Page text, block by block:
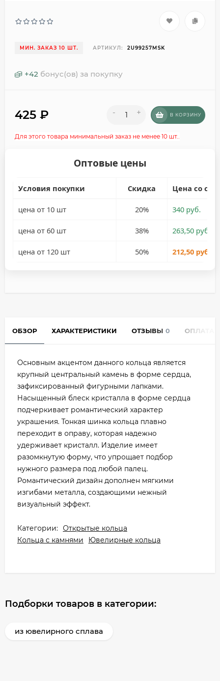
МИН. ЗАКАЗ 10 ШТ. АРТИКУЛ: 2U99257MSK
+42 бонус(ов) за покупку
425 ₽ - + В КОРЗИНУ
Для этого товара минимальный заказ не менее 10 шт..
Оптовые цены
Условия покупки Скидка Цена со
цена от 10 шт 20% 340 руб.
цена от 60 шт 38% 263,50 руб.
цена от 120 шт 50% 212,50 руб.
ОБЗОР ХАРАКТЕРИСТИКИ ОТЗЫВЫ 0 ОПЛАТА
Основным акцентом данного кольца является
крупный центральный камень в форме сердца,
зафиксированный фигурными лапками.
Насыщенный блеск кристалла в форме сердца
подчеркивает романтический характер
украшения. Тонкая шинка кольца плавно
переходит в оправу, которая надежно
удерживает кристалл. Изделие имеет
разомкнутую форму, что упрощает подбор
нужного размера под любой палец.
Романтический дизайн дополнен мягкими
изгибами металла, создающими нежный
визуальный эффект.
Категории: Открытые кольца
Кольца с камнями
Ювелирные кольца
Подборки товаров в категории:
из ювелирного сплава